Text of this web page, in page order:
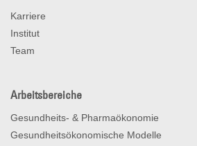
Karriere
Institut
Team
Arbeitsbereiche
Gesundheits- & Pharmaökonomie
Gesundheitsökonomische Modelle